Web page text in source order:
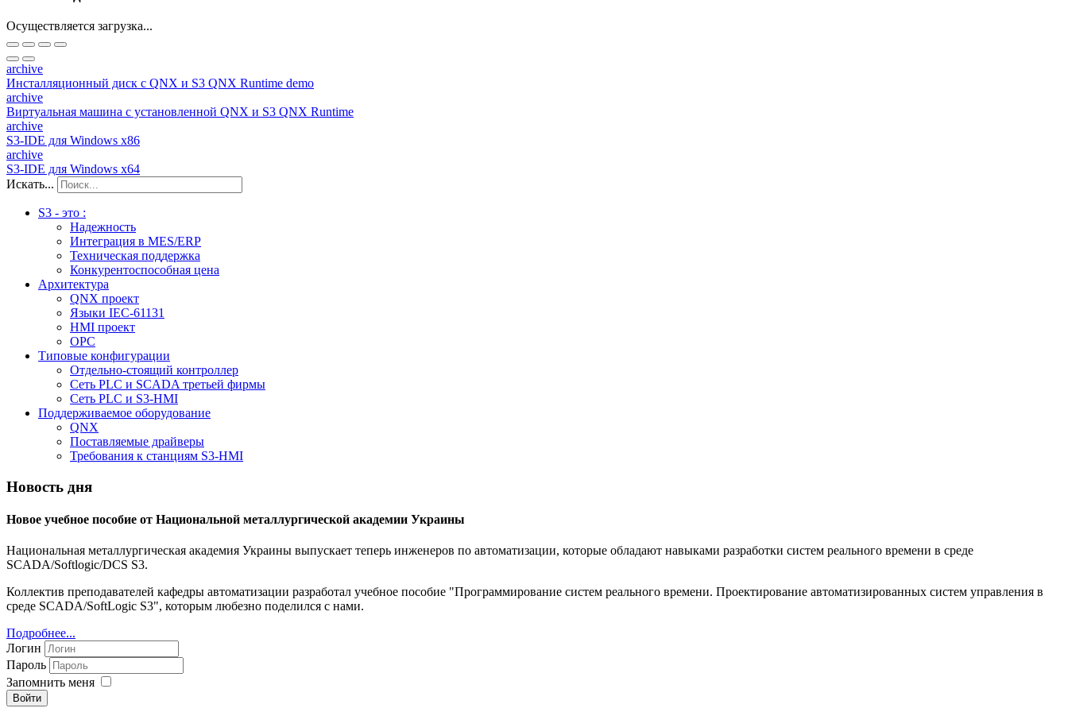
Осуществляется загрузка...
archive
Инсталляционный диск с QNX и S3 QNX Runtime demo
archive
Виртуальная машина c установленной QNX и S3 QNX Runtime
archive
S3-IDE для Windows x86
archive
S3-IDE для Windows x64
Искать...
S3 - это :
Надежность
Интеграция в MES/ERP
Техническая поддержка
Конкурентоспособная цена
Архитектура
QNX проект
Языки IEC-61131
HMI проект
ОPC
Типовые конфигурации
Отдельно-стоящий контроллер
Сеть PLC и SCADA третьей фирмы
Сеть PLC и S3-HMI
Поддерживаемое оборудование
QNX
Поставляемые драйверы
Требования к станциям S3-HMI
Новость дня
Новое учебное пособие от Национальной металлургической академии Украины
Национальная металлургическая академия Украины выпускает теперь инженеров по автоматизации, которые обладают навыками разработки систем реального времени в среде
SCADA/Softlogic/DCS S3.
Коллектив преподавателей кафедры автоматизации разработал учебное пособие "Программирование систем реального времени. Проектирование автоматизированных систем управления в
среде SCADA/SoftLogic S3", которым любезно поделился с нами.
Подробнее...
Логин
Пароль
Запомнить меня
Войти